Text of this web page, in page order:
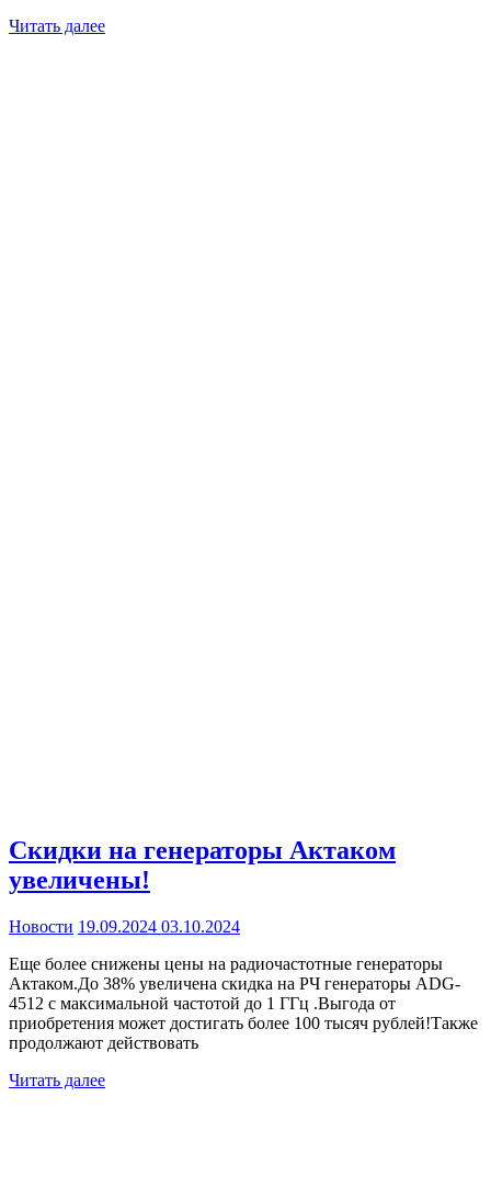
Читать далее
Скидки на генераторы Актаком
увеличены!
Новости 19.09.2024 03.10.2024
Еще более снижены цены на радиочастотные генераторы
Актаком.До 38% увеличена скидка на РЧ генераторы ADG-
4512 с максимальной частотой до 1 ГГц .Выгода от
приобретения может достигать более 100 тысяч рублей!Также
продолжают действовать
Читать далее